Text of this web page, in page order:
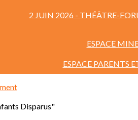
2 JUIN 2026 - THÉÂTRE-
ESPACE
ESPACE PARENTS